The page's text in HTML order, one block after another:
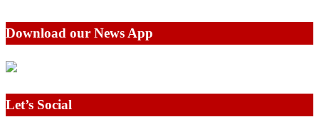
Download our News App
Let’s Social